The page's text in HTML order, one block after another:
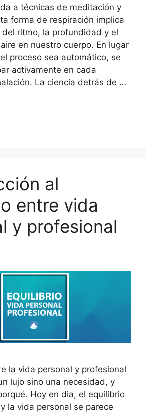
a técnicas de meditación y
forma de respiración implica
del ritmo, la profundidad y el
en nuestro cuerpo. En lugar
proceso sea automático, se
activamente en cada
La ciencia detrás de …
al
entre vida
y profesional
la vida personal y profesional
lujo sino una necesidad, y
Hoy en dia, el equilibrio
la vida personal se parece